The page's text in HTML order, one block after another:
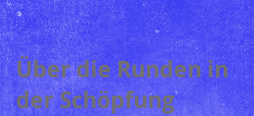
Über die Runden in
der Schöpfung